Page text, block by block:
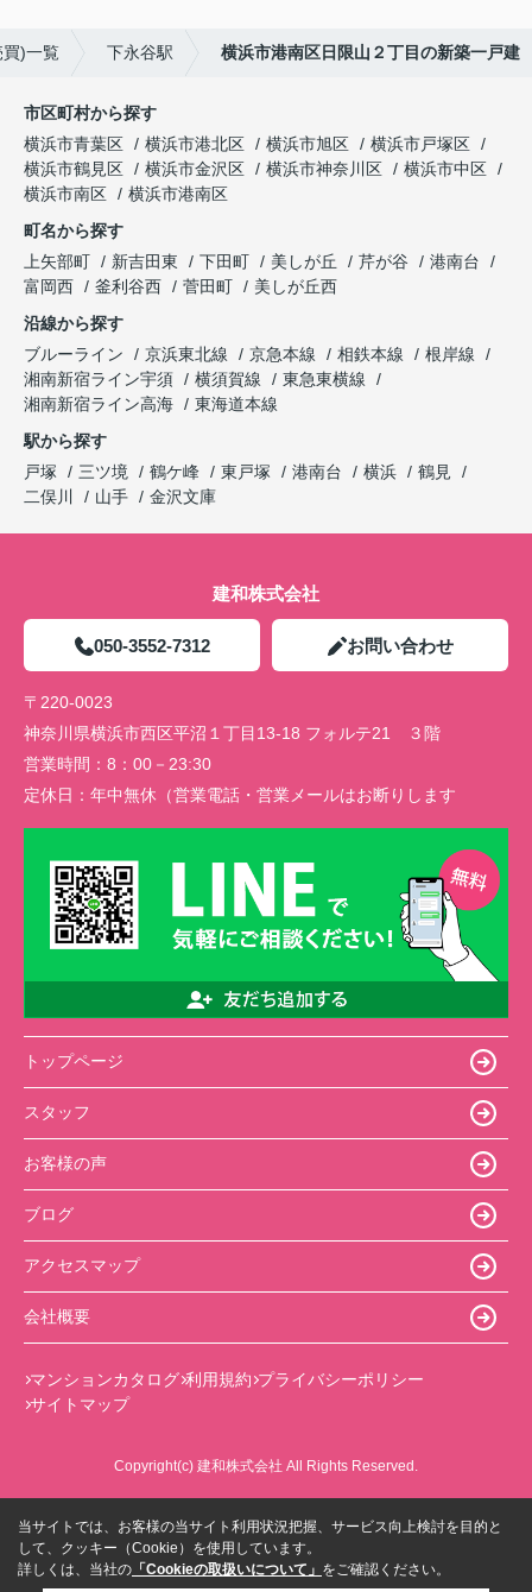
)一覧 下永谷駅 横浜市港南区日限山２丁目の新築一戸建
市区町村から探す
横浜市青葉区
横浜市港北区 横浜市旭区
横浜市戸塚区
横浜市鶴見区
横浜市金沢区 横浜市神奈川区
横浜市中区
横浜市南区
横浜市港南区
町名から探す
上矢部町
新吉田東 下田町 美しが丘 芹が谷
港南台
富岡西
釜利谷西 菅田町
美しが丘西
沿線から探す
ブルーライン
京浜東北線 京急本線 相鉄本線
根岸線
湘南新宿ライン宇須
横須賀線
東急東横線
湘南新宿ライン高海
東海道本線
駅から探す
戸塚
三ツ境 鶴ケ峰 東戸塚 港南台 横浜
鶴見
二俣川
山手 金沢文庫
建和株式会社
050-3552-7312 お問い合わせ
〒220-0023
神奈川県横浜市西区平沼１丁目13-18 フォルテ21 ３階
営業時間： 8：00－23:30
定休日： 年中無休（営業電話・営業メールはお断りします
トップページ
スタッフ
お客様の声
ブログ
アクセスマップ
会社概要
マンションカタログ 利用規約 プライバシーポリシー
サイトマップ
Copyright(c) 建和株式会社 All Rights Reserved.
当サイトでは、お客様の当サイト利用状況把握、サービス向上検討を目的と
して、クッキー（Cookie）を使用しています。
詳しくは、当社の 「Cookieの取扱いについて」 をご確認ください。